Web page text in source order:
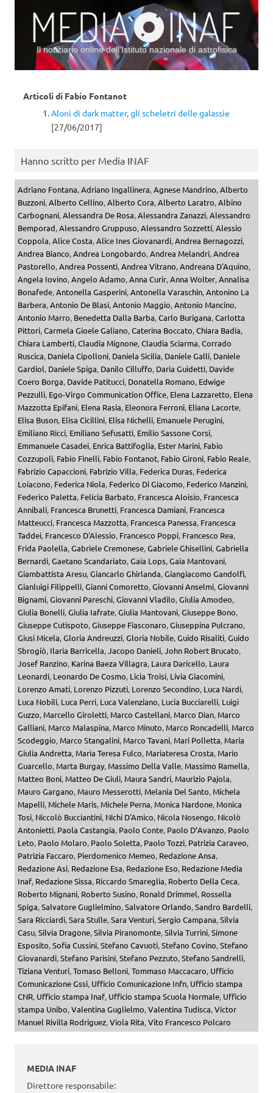
Il notiziario online dell’Istituto nazionale di astrofisica
Articoli di Fabio Fontanot
Aloni di dark matter, gli scheletri delle galassie
[27/06/2017]
Hanno scritto per Media INAF
Adriano Fontana,Adriano Ingallinera,Agnese Mandrino,Alberto
Buzzoni,Alberto Cellino,Alberto Cora,Alberto Laratro,Albino
Carbognani,Alessandra De Rosa,Alessandra Zanazzi,Alessandro
Bemporad,Alessandro Gruppuso,Alessandro Sozzetti,Alessio
Coppola,Alice Costa,Alice Ines Giovanardi,Andrea Bernagozzi,
Andrea Bianco,Andrea Longobardo,Andrea Melandri,Andrea
Pastorello,Andrea Possenti,Andrea Vitrano,Andreana D'Aquino,
Angela Iovino,Angelo Adamo,Anna Curir,Anna Wolter,Annalisa
Bonafede,Antonella Gasperini,Antonella Varaschin,Antonino La
Barbera,Antonio De Blasi,Antonio Maggio,Antonio Mancino,
Antonio Marro, Benedetta Dalla Barba,Carlo Burigana,Carlotta
Pittori,Carmela Gioele Galiano,Caterina Boccato,Chiara Badia,
Chiara Lamberti,Claudia Mignone,Claudia Sciarma,Corrado
Ruscica, Daniela Cipolloni, Daniela Sicilia, Daniele Galli, Daniele
Gardiol, Daniele Spiga, Danilo Cilluffo, Daria Guidetti, Davide
Coero Borga, Davide Patitucci, Donatella Romano, Edwige
Pezzulli, Ego-Virgo Communication Office, Elena Lazzaretto, Elena
Mazzotta Epifani, Elena Rasia, Eleonora Ferroni, Eliana Lacorte,
Elisa Buson, Elisa Cicillini, Elisa Nichelli, Emanuele Perugini,
Emiliano Ricci, Emiliano Sefusatti, Emilio Sassone Corsi,
Emmanuele Casadei, Enrica Battifoglia, Ester Marini, Fabio
Cozzupoli, Fabio Finelli, Fabio Fontanot, Fabio Gironi, Fabio Reale,
Fabrizio Capaccioni, Fabrizio Villa, Federica Duras, Federica
Loiacono, Federica Niola, Federico Di Giacomo, Federico Manzini,
Federico Paletta, Felicia Barbato, Francesca Aloisio, Francesca
Annibali, Francesca Brunetti, Francesca Damiani, Francesca
Matteucci, Francesca Mazzotta, Francesca Panessa, Francesca
Taddei, Francesco D'Alessio, Francesco Poppi, Francesco Rea,
Frida Paolella,Gabriele Cremonese,Gabriele Ghisellini,Gabriella
Bernardi,Gaetano Scandariato,Gaia Lops,Gaia Mantovani,
Giambattista Aresu,Giancarlo Ghirlanda,Giangiacomo Gandolfi,
Gianluigi Filippelli,Gianni Comoretto,Giovanni Anselmi,Giovanni
Bignami,Giovanni Pareschi,Giovanni Vladilo,Giulia Amodeo,
Giulia Bonelli,Giulia Iafrate,Giulia Mantovani,Giuseppe Bono,
Giuseppe Cutispoto,Giuseppe Fiasconaro,Giuseppina Pulcrano,
Giusi Micela,Gloria Andreuzzi,Gloria Nobile,Guido Risaliti,Guido
Sbrogiò, Ilaria Barricella,Jacopo Danieli,John Robert Brucato,
Josef Ranzino, Karina Baeza Villagra, Laura Daricello, Laura
Leonardi, Leonardo De Cosmo, Licia Troisi, Livia Giacomini,
Lorenzo Amati, Lorenzo Pizzuti, Lorenzo Secondino, Luca Nardi,
Luca Nobili, Luca Perri, Luca Valenziano, Lucia Bucciarelli, Luigi
Guzzo, Marcello Giroletti, Marco Castellani, Marco Dian, Marco
Galliani, Marco Malaspina, Marco Minuto, Marco Roncadelli, Marco
Scodeggio, Marco Stangalini, Marco Tavani, Mari Polletta, Maria
Giulia Andretta, Maria Teresa Fulco, Mariateresa Crosta, Mario
Guarcello, Marta Burgay, Massimo Della Valle, Massimo Ramella,
Matteo Boni, Matteo De Giuli, Maura Sandri, Maurizio Pajola,
Mauro Gargano, Mauro Messerotti, Melania Del Santo, Michela
Mapelli, Michele Maris, Michele Perna, Monica Nardone, Monica
Tosi, Niccolò Bucciantini, Nichi D'Amico, Nicola Nosengo, Nicolò
Antonietti, Paola Castangia, Paolo Conte, Paolo D’Avanzo, Paolo
Leto, Paolo Molaro, Paolo Soletta, Paolo Tozzi, Patrizia Caraveo,
Patrizia Faccaro, Pierdomenico Memeo, Redazione Ansa,
Redazione Asi, Redazione Esa, Redazione Eso, Redazione Media
Inaf, Redazione Sissa, Riccardo Smareglia, Roberto Della Ceca,
Roberto Mignani, Roberto Susino, Ronald Drimmel, Rossella
Spiga,Salvatore Guglielmino,Salvatore Orlando,Sandro Bardelli,
Sara Ricciardi,Sara Stulle,Sara Venturi,Sergio Campana,Silvia
Casu,Silvia Dragone,Silvia Piranomonte,Silvia Turrini,Simone
Esposito,Sofia Cussini,Stefano Cavuoti,Stefano Covino,Stefano
Giovanardi,Stefano Parisini,Stefano Pezzuto,Stefano Sandrelli,
Tiziana Venturi,Tomaso Belloni,Tommaso Maccacaro, Ufficio
Comunicazione Gssi, Ufficio Comunicazione Infn, Ufficio stampa
CNR, Ufficio stampa Inaf, Ufficio stampa Scuola Normale, Ufficio
stampa Unibo,Valentina Guglielmo,Valentina Tudisca,Víctor
Manuel Rivilla Rodríguez,Viola Rita,Vito Francesco Polcaro
MEDIA INAF
Direttore responsabile: